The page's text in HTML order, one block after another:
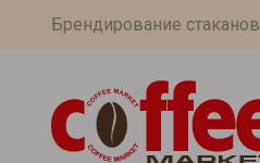
Брендирование стаканов